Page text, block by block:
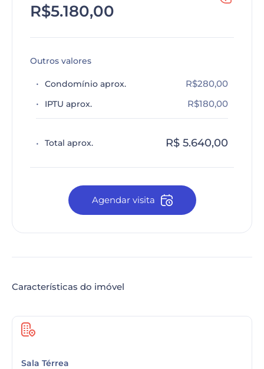
R$5.180,00
Outros valores
Condomínio aprox. R$280,00
IPTU aprox. R$180,00
Total aprox. R$ 5.640,00
Agendar visita
Características do imóvel
Sala Térrea